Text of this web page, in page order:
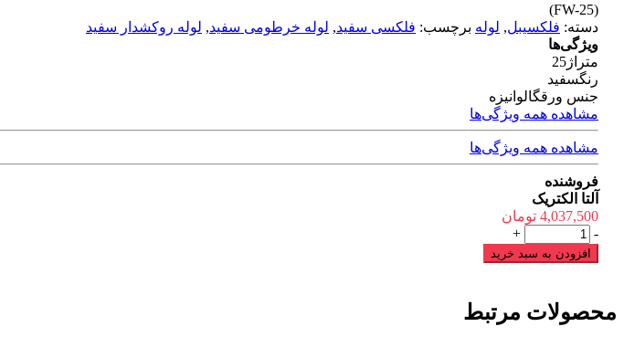
(FW-25)
دسته: فلکسیبل, لوله برچسب: فلکسی سفید, لوله خرطومی سفید, لوله روکشدار سفید
ویژگی‌ها
متراژ25
رنگسفید
جنس ورقگالوانیزه
مشاهده همه ویژگی‌ها
مشاهده همه ویژگی‌ها
فروشنده
آلتا الکتریک
4,037,500 تومان
لوله
فلکسی
سفید
عدد
-
+
افزودن به سبد خرید
محصولات مرتبط